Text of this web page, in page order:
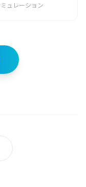
ュレーション